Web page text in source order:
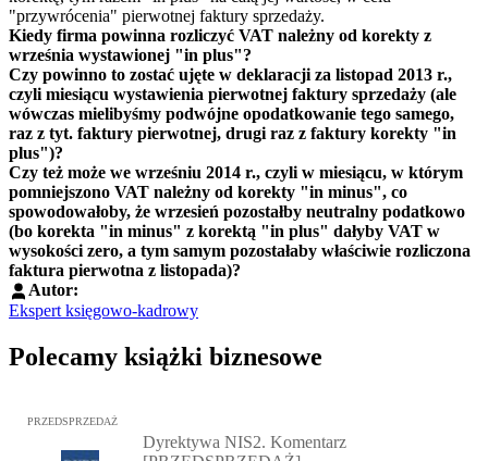
"przywrócenia" pierwotnej faktury sprzedaży.
Kiedy firma powinna rozliczyć VAT należny od korekty z
września wystawionej "in plus"?
Czy powinno to zostać ujęte w deklaracji za listopad 2013 r.,
czyli miesiącu wystawienia pierwotnej faktury sprzedaży (ale
wówczas mielibyśmy podwójne opodatkowanie tego samego,
raz z tyt. faktury pierwotnej, drugi raz z faktury korekty "in
plus")?
Czy też może we wrześniu 2014 r., czyli w miesiącu, w którym
pomniejszono VAT należny od korekty "in minus", co
spowodowałoby, że wrzesień pozostałby neutralny podatkowo
(bo korekta "in minus" z korektą "in plus" dałyby VAT w
wysokości zero, a tym samym pozostałaby właściwie rozliczona
faktura pierwotna z listopada)?
Autor:
Ekspert księgowo-kadrowy
Polecamy książki biznesowe
Przejdź do: Dyrektywa NIS2. Komentarz [PRZEDSPRZEDAŻ],
PRZEDSPRZEDAŻ
Dyrektywa NIS2. Komentarz